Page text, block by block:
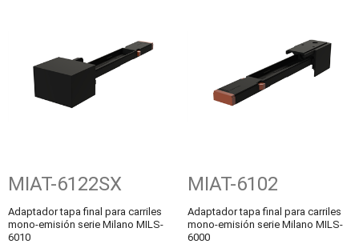
MIAT-6122SX
Adaptador tapa final para carriles
mono-emisión serie Milano MILS-
6010
MIAT-6102
Adaptador tapa final para carriles
mono-emisión serie Milano MILS-
6000